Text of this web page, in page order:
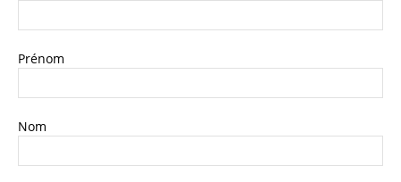
Prénom
Nom